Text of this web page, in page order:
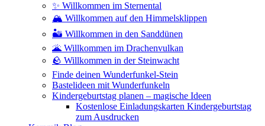
✨ Willkommen im Sternental
🏔️ Willkommen auf den Himmelsklippen
🏜️ Willkommen in den Sanddünen
🌋 Willkommen im Drachenvulkan
🪨 Willkommen in der Steinwacht
Finde deinen Wunderfunkel-Stein
Bastelideen mit Wunderfunkeln
Kindergeburtstag planen – magische Ideen
Kostenlose Einladungskarten Kindergeburtstag
zum Ausdrucken